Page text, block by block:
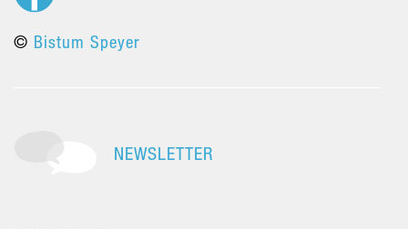
© Bistum Speyer
NEWSLETTER